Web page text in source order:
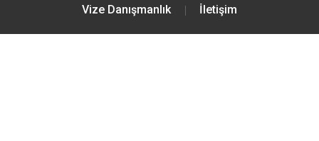
Vize Danışmanlık İletişim